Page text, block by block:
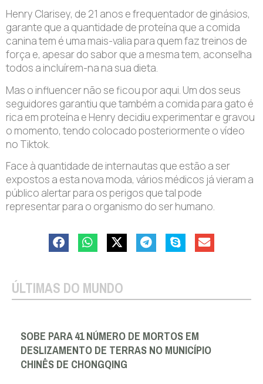
Henry Clarisey, de 21 anos e frequentador de ginásios,
garante que a quantidade de proteína que a comida
canina tem é uma mais-valia para quem faz treinos de
força e, apesar do sabor que a mesma tem, aconselha
todos a incluírem-na na sua dieta.
Mas o influencer não se ficou por aqui. Um dos seus
seguidores garantiu que também a comida para gato é
rica em proteína e Henry decidiu experimentar e gravou
o momento, tendo colocado posteriormente o vídeo
no Tiktok.
Face à quantidade de internautas que estão a ser
expostos a esta nova moda, vários médicos já vieram a
público alertar para os perigos que tal pode
representar para o organismo do ser humano.
ÚLTIMAS DO MUNDO
SOBE PARA 41 NÚMERO DE MORTOS EM
DESLIZAMENTO DE TERRAS NO MUNICÍPIO
CHINÊS DE CHONGQING